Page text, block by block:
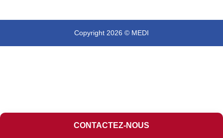
Copyright 2026 © MEDI
CONTACTEZ-NOUS